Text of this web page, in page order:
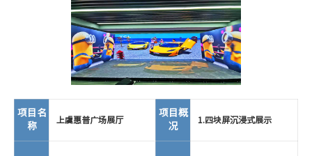
项目名
称
上虞惠普广场展厅
项目概
况
1.四块屏沉浸式展示